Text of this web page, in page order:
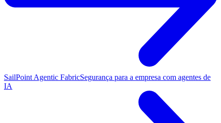
SailPoint Agentic FabricSegurança para a empresa com agentes de
IA